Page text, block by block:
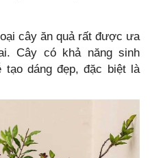
cây ăn quả rất được ưa
Cây có khả năng sinh
dáng đẹp, đặc biệt là